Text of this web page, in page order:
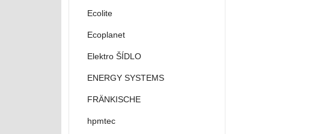
Ecolite
Ecoplanet
Elektro ŠÍDLO
ENERGY SYSTEMS
FRÄNKISCHE
hpmtec